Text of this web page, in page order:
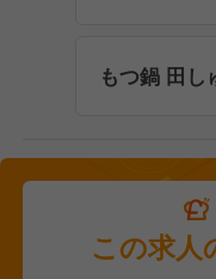
もつ鍋 田し
この求人